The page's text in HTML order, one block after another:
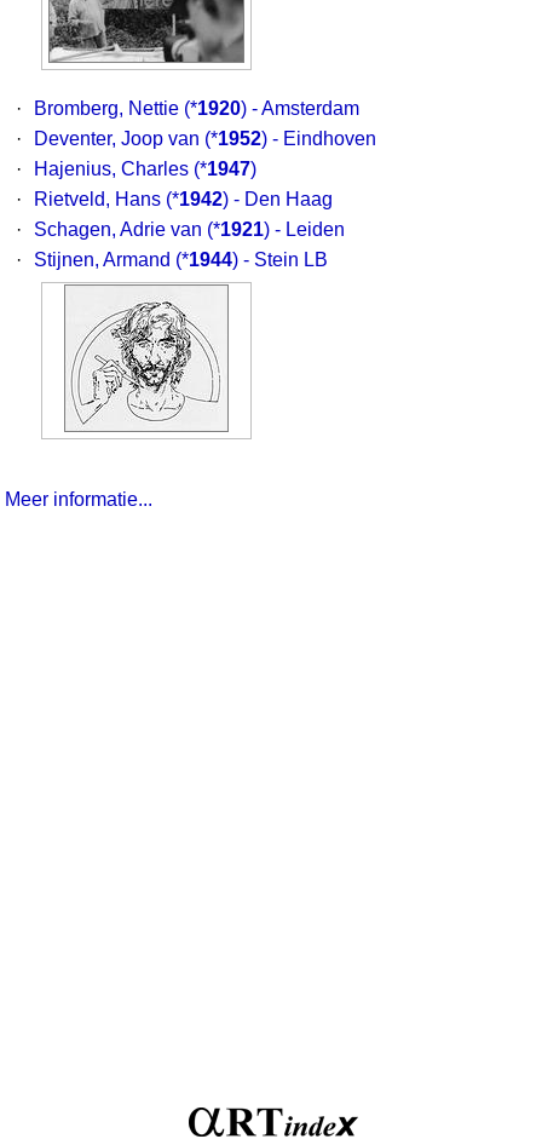
· Bromberg, Nettie (*1920) - Amsterdam
·
Deventer, Joop van (*1952) - Eindhoven
·
Hajenius, Charles (*1947)
·
Rietveld, Hans (*1942) - Den Haag
·
Schagen, Adrie van (*1921) - Leiden
·
Stijnen, Armand (*1944) - Stein LB
Meer informatie...